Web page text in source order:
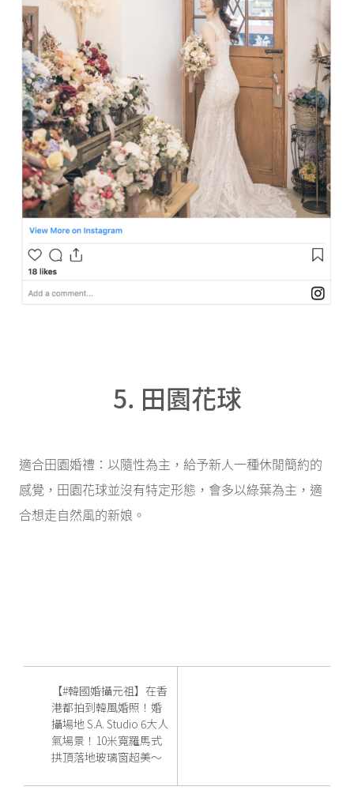
5. 田園花球
適合田園婚禮：以隨性為主，給予新人一種休閒簡約的
感覺，田園花球並沒有特定形態，會多以綠葉為主，適
合想走自然風的新娘。
【#韓國婚攝元祖】在香
港都拍到韓風婚照！婚
攝場地 S.A. Studio 6大人
氣場景！10米寬羅馬式
拱頂落地玻璃窗超美～